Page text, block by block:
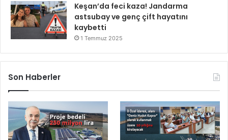
Keşan’da feci kaza! Jandarma
astsubay ve genç çift hayatını
kaybetti
1 Temmuz 2025
Son Haberler